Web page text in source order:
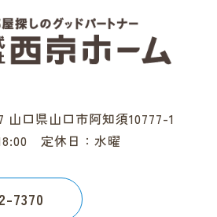
山口県山口市阿知須10777-1
定休日：水曜
7370